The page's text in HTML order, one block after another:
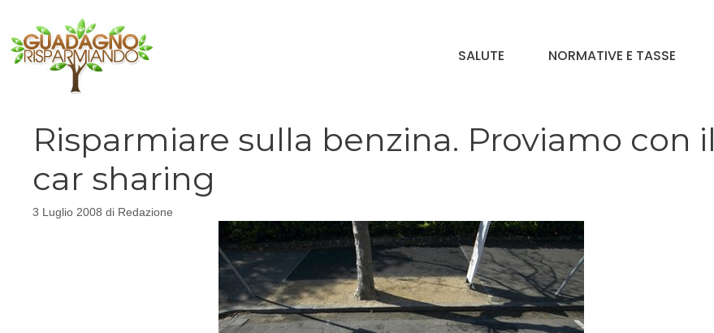
contenuto
SALUTE NORMATIVE E TASSE
Risparmiare sulla benzina. Proviamo con il
car sharing
3 Luglio 2008 di Redazione